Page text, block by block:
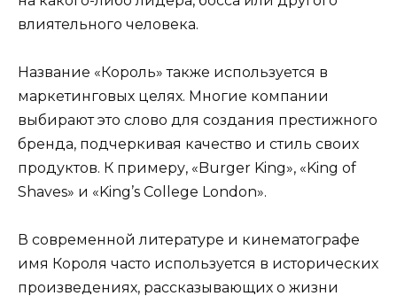
влиятельного человека.
Название «Король» также используется в
маркетинговых целях. Многие компании
выбирают это слово для создания престижного
бренда, подчеркивая качество и стиль своих
продуктов. К примеру, «Burger King», «King of
Shaves» и «King’s College London».
В современной литературе и кинематографе
имя Короля часто используется в исторических
произведениях, рассказывающих о жизни